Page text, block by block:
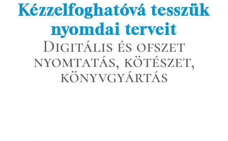
Kézzelfoghatóvá tesszük
nyomdai terveit
Digitális és ofszet
nyomtatás, kötészet,
könyvgyártás